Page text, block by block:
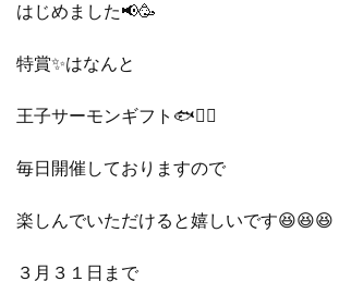
はじめました📢🥳
特賞✨はなんと
王子サーモンギフト🐟❤️‍🔥
毎日開催しておりますので
楽しんでいただけると嬉しいです😆😆😆
３月３１日まで